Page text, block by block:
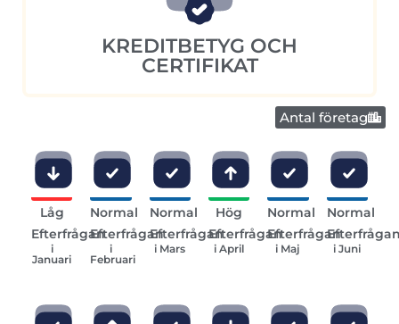
KREDITBETYG OCH
CERTIFIKAT
Antal företag
Låg
Efterfrågan
i
Januari
Normal
Efterfrågan
i
Februari
Normal
Efterfrågan
i Mars
Hög
Efterfrågan
i April
Normal
Efterfrågan
i Maj
Normal
i Juni